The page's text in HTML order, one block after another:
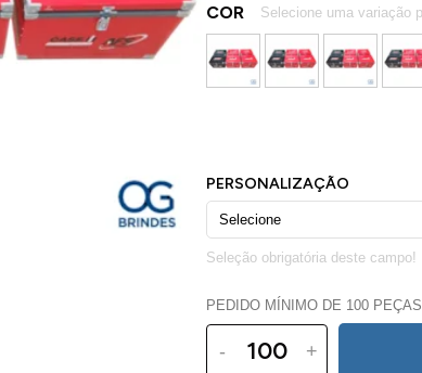
COR
PEDIDO MÍNIMO DE 100 PEÇAS.
- +